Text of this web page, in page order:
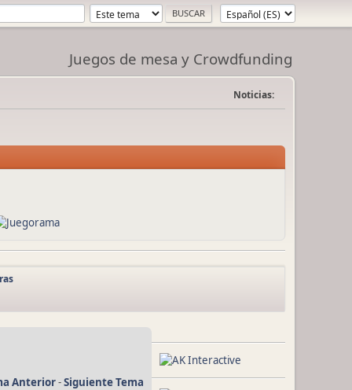
Juegos de mesa y Crowdfunding
Noticias:
Anterior-Siguiente Tema